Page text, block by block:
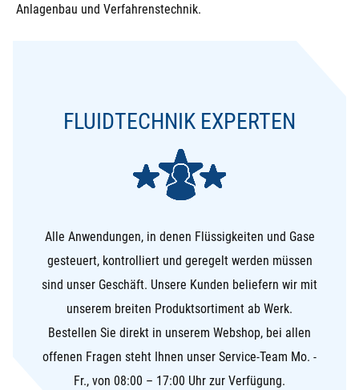
Anlagenbau und Verfahrenstechnik.
FLUIDTECHNIK EXPERTEN
Alle Anwendungen, in denen Flüssigkeiten und Gase
gesteuert, kontrolliert und geregelt werden müssen
sind unser Geschäft. Unsere Kunden beliefern wir mit
unserem breiten Produktsortiment ab Werk.
Bestellen Sie direkt in unserem Webshop, bei allen
offenen Fragen steht Ihnen unser Service-Team Mo. -
Fr., von 08:00 – 17:00 Uhr zur Verfügung.